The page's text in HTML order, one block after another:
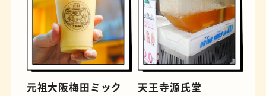
握り寿司 花屋
元祖大阪梅田ミック
天王寺源氏堂